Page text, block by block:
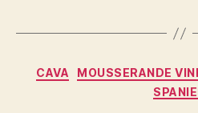
CAVA MOUSSERANDE